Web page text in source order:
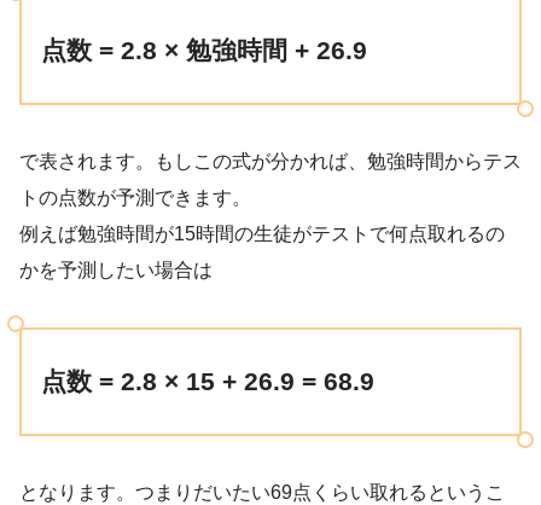
点数 = 2.8 × 勉強時間 + 26.9
で表されます。もしこの式が分かれば、勉強時間からテス
トの点数が予測できます。
例えば勉強時間が15時間の生徒がテストで何点取れるの
かを予測したい場合は
点数 = 2.8 × 15 + 26.9 = 68.9
となります。つまりだいたい69点くらい取れるというこ